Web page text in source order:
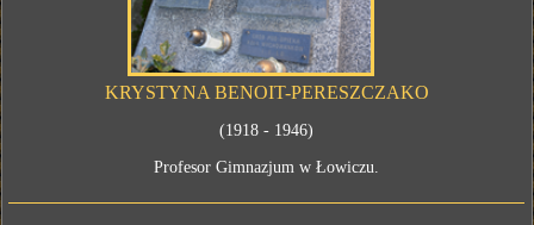
KRYSTYNA BENOIT-PERESZCZAKO
(1918 - 1946)
Profesor Gimnazjum w Łowiczu.